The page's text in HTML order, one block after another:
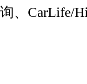
询、CarLife/